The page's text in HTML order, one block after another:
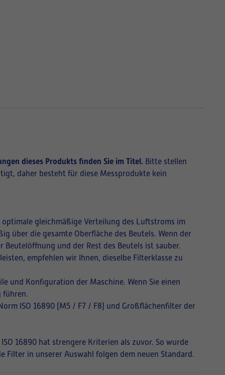
dieses Produkts finden Sie im Titel. Bitte stellen
daher besteht für diese Messprodukte kein
gleichmäßige Verteilung des Luftstroms im
über die gesamte Oberfläche des Beutels. Wenn der
und der Rest des Beutels ist sauber.
empfehlen wir Ihnen, dieselbe Filterklasse zu
und Konfiguration der Maschine. Wenn Sie einen
führen.
ISO 16890 (M5 / F7 / F8) und Großflächenfilter der
16890 hat strengere Kriterien als zuvor. So wurde
Filter in unserer Auswahl folgen dem neuen Standard.